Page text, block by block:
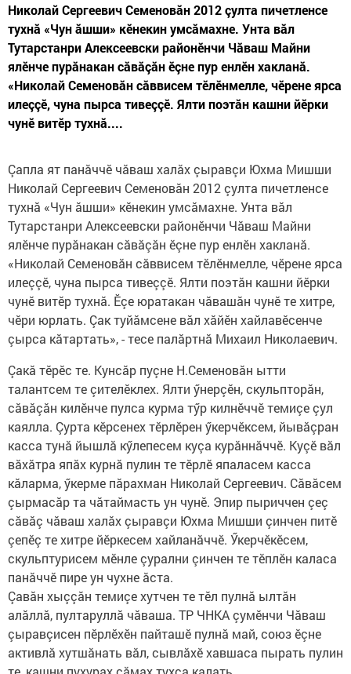
Николай Сергеевич Семеновăн 2012 çулта пичетленсе
тухнă «Чун ăшши» кӗнекин умсăмахне. Унта вăл
Тутарстанри Алексеевски районӗнчи Чăваш Майни
ялӗнче пурăнакан сăвăçăн ӗçне пур енлӗн хакланă.
«Николай Семеновăн сăввисем тӗлӗнмелле, чӗрене ярса
илеççӗ, чуна пырса тивеççӗ. Ялти поэтăн кашни йӗрки
чунӗ витӗр тухнă....
Çапла ят панăччӗ чăваш халăх çыравçи Юхма Мишши
Николай Сергеевич Семеновăн 2012 çулта пичетленсе
тухнă «Чун ăшши» кӗнекин умсăмахне. Унта вăл
Тутарстанри Алексеевски районӗнчи Чăваш Майни
ялӗнче пурăнакан сăвăçăн ӗçне пур енлӗн хакланă.
«Николай Семеновăн сăввисем тӗлӗнмелле, чӗрене ярса
илеççӗ, чуна пырса тивеççӗ. Ялти поэтăн кашни йӗрки
чунӗ витӗр тухнă. Ӗçе юратакан чăвашăн чунӗ те хитре,
чӗри юрлать. Çак туйăмсене вăл хăйӗн хайлавӗсенче
çырса кăтартать», - тесе палăртнă Михаил Николаевич.
Çакă тӗрӗс те. Кунсăр пуçне Н.Семеновăн ытти
талантсем те çителӗклех. Ялти ӳнерçӗн, скульпторăн,
сăвăçăн килӗнче пулса курма тӳр килнӗччӗ темиçе çул
каялла. Çурта кӗрсенех тӗрлӗрен ӳкерчӗксем, йывăçран
касса ту­нă йышлă кӳлепесем куçа курăннăччӗ. Куçӗ вăл
вăхăтра япăх курнă пулин те тӗрлӗ япаласем касса
кăларма, ӳкерме пăрахман Николай Сергеевич. Сăвăсем
çырмасăр та чăтаймасть ун чунӗ. Эпир пыриччен çеç
сăвăç чăваш халăх çыравçи Юхма Мишши çинчен питӗ
çе­пӗç те хитре йӗркесем хайланăччӗ. Ӳкерчӗкӗсем,
скульп­турисем мӗнле çурални çинчен те тӗплӗн каласа
панăччӗ пире ун чухне ăста.
Çавăн хыççăн темиçе хутчен те тӗл пулнă ылтăн
алăллă, пултаруллă чăваша. ТР ЧНКА çумӗнчи Чăваш
çыравçисен пӗрлӗхӗн пайташӗ пулнă май, союз ӗçне
активлă хутшăнать вăл, сывлăхӗ хавшаса пырать пулин